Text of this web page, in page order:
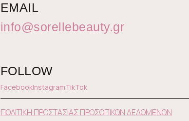
EMAIL
info@sorellebeauty.gr
FOLLOW
FacebookInstagramTikTok
ΠΟΛΙΤΙΚΗ ΠΡΟΣΤΑΣΙΑΣ ΠΡΟΣΩΠΙΚΩΝ ΔΕΔΟΜΕΝΩΝ